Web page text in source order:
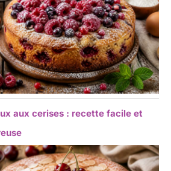
aux cerises : recette facile et